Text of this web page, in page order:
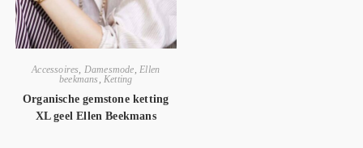
Accessoires Damesmode Ellen
beekmans
Ketting
Organische gemstone ketting
XL geel Ellen Beekmans